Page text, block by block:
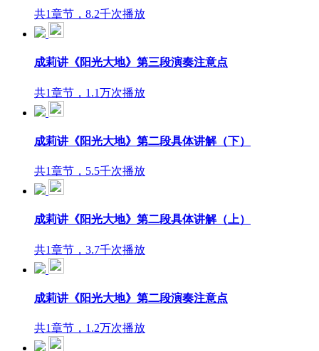
共1章节，8.2千次播放
成莉讲《阳光大地》第三段演奏注意点
共1章节，1.1万次播放
成莉讲《阳光大地》第二段具体讲解（下）
共1章节，5.5千次播放
成莉讲《阳光大地》第二段具体讲解（上）
共1章节，3.7千次播放
成莉讲《阳光大地》第二段演奏注意点
共1章节，1.2万次播放